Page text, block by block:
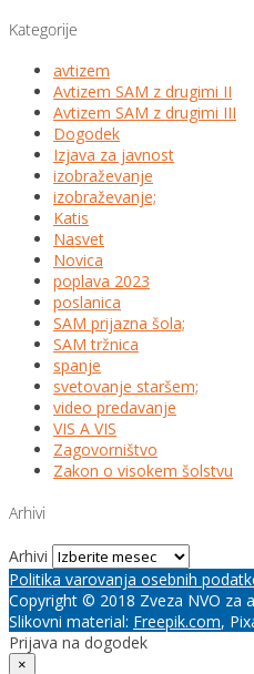
Kategorije
avtizem
Avtizem SAM z drugimi II
Avtizem SAM z drugimi III
Dogodek
Izjava za javnost
izobraževanje
izobraževanje;
Katis
Nasvet
Novica
poplava 2023
poslanica
SAM prijazna šola;
SAM tržnica
spanje
svetovanje staršem;
video predavanje
VIS A VIS
Zagovorništvo
Zakon o visokem šolstvu
Arhivi
Arhivi
Politika varovanja osebnih
Copyright © 2018 Zveza NVO za
Slikovni material: Freepik.com,
Prijava na dogodek
×